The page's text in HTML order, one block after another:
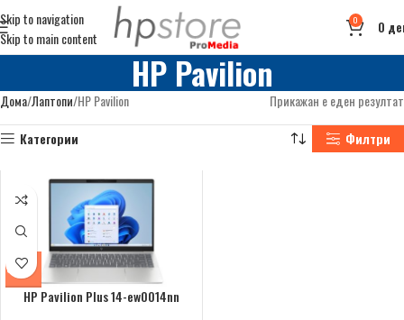
Skip to navigation
Skip to main content
0 0
HP Pavilion
Дома Лаптопи HP Pavilion
Прикажан е еден резултат
Категории
Филтри
HP Pavilion Plus 14-ew0014nn